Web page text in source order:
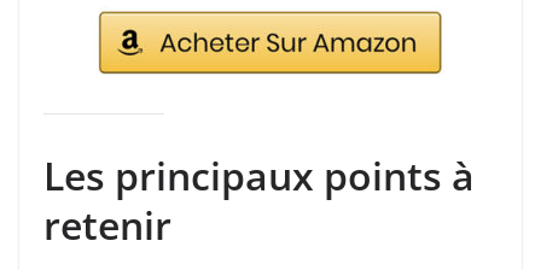
Les principaux points à
retenir